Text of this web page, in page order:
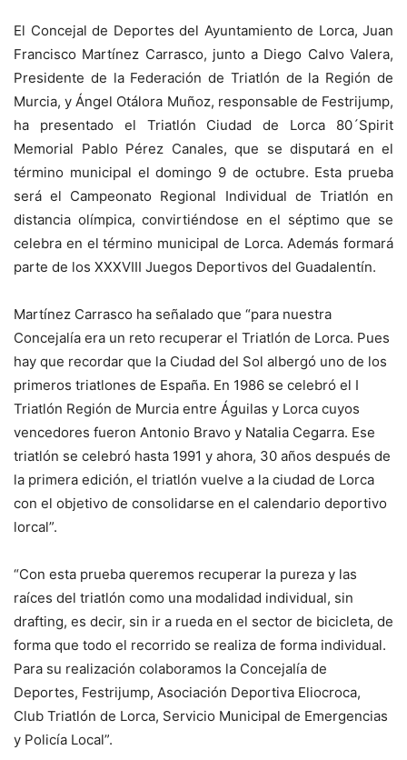
El Concejal de Deportes del Ayuntamiento de Lorca, Juan
Francisco Martínez Carrasco, junto a Diego Calvo Valera,
Presidente de la Federación de Triatlón de la Región de
Murcia, y Ángel Otálora Muñoz, responsable de Festrijump,
ha presentado el Triatlón Ciudad de Lorca 80´Spirit
Memorial Pablo Pérez Canales, que se disputará en el
término municipal el domingo 9 de octubre. Esta prueba
será el Campeonato Regional Individual de Triatlón en
distancia olímpica, convirtiéndose en el séptimo que se
celebra en el término municipal de Lorca. Además formará
parte de los XXXVIII Juegos Deportivos del Guadalentín.
Martínez Carrasco ha señalado que “para nuestra
Concejalía era un reto recuperar el Triatlón de Lorca. Pues
hay que recordar que la Ciudad del Sol albergó uno de los
primeros triatlones de España. En 1986 se celebró el I
Triatlón Región de Murcia entre Águilas y Lorca cuyos
vencedores fueron Antonio Bravo y Natalia Cegarra. Ese
triatlón se celebró hasta 1991 y ahora, 30 años después de
la primera edición, el triatlón vuelve a la ciudad de Lorca
con el objetivo de consolidarse en el calendario deportivo
lorcal”.
“Con esta prueba queremos recuperar la pureza y las
raíces del triatlón como una modalidad individual, sin
drafting, es decir, sin ir a rueda en el sector de bicicleta, de
forma que todo el recorrido se realiza de forma individual.
Para su realización colaboramos la Concejalía de
Deportes, Festrijump, Asociación Deportiva Eliocroca,
Club Triatlón de Lorca, Servicio Municipal de Emergencias
y Policía Local”.